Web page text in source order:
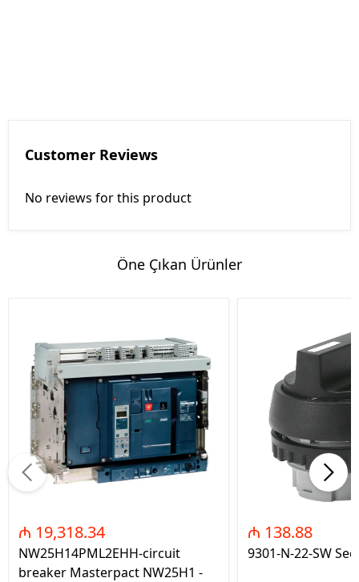
Customer Reviews
No reviews for this product
Öne Çıkan Ürünler
₼ 19,318.34
NW25H14PML2EHH-circuit
breaker Masterpact NW25H1 -
₼ 138.88
9301-N-22-SW